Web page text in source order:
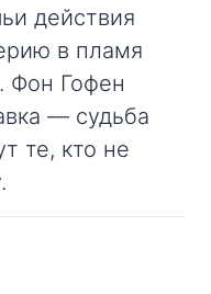
действия
в пламя
Фон Гофен
— судьба
те, кто не